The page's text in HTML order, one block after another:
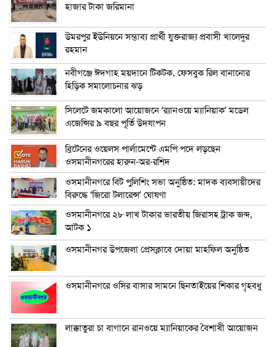
হাজার টাকা জরিমানা
উমরপুর ইউনিয়নে সম্ভাব্য প্রার্থী যুক্তরাজ্য প্রবাসী খালেদুর
রহমান
নবীগঞ্জে ঈদগাহ ময়দানে টিকটক, ফেসবুক রিল বানানোর
হিড়িক সমালোচনার ঝড়
সিলেটে জমকালো আয়োজনে ‘র‍্যানওয়ে ম্যানিয়াক’ মডেল
এজেন্সির ৯ বছর পূর্তি উদযাপন
ব্রিটেনের ওয়েলস পার্লামেন্টে এমপি পদে লড়ছেন
ওসমানীনগরের হারুন-অর-রশিদ
ওসমানীনগরে বিট পুলিশিং সভা অনুষ্ঠিত: মাদক ব্যবসায়ীদের
বিরুদ্ধে ‘জিরো টলারেন্স’ ঘোষণা
ওসমানীনগরে ২৮ লাখ টাকার ভারতীয় জিরাসহ ট্রাক জব্দ,
আটক ১
ওসমানীনগর উপজেলা প্রেসক্লাবে দোয়া মাহফিল অনুষ্ঠিত
ওসমানীনগরে ওসির বাসার সামনে ছিনতাইয়ের শিকার গৃহবধু
লাক্কাতুরা চা বাগানে রানওয়ে ম্যানিয়াকের বৈশাখী আয়োজন